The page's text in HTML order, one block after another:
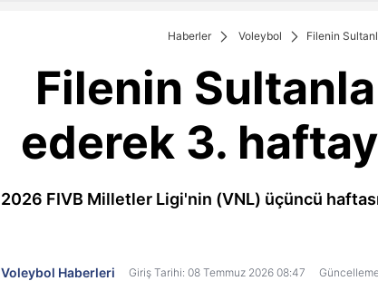
Haberler Voleybol Filenin
Filenin
ederek 3.
2026 FIVB Milletler Ligi'nin (VNL) üçüncü
Voleybol Haberleri Giriş Tarihi: 08 Temmuz 2026 08:47